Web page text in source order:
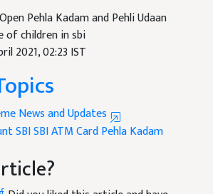
Open Pehla Kadam and Pehli Udaan
of children in sbi
2021, 02:23 IST
News and Updates
SBISBI ATM CardPehla Kadam